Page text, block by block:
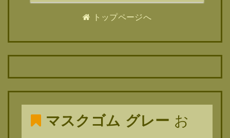
トップページへ
マスクゴム グレー お